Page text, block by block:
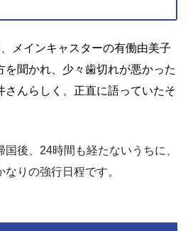
メインキャスターの有働由美子
を聞かれ、少々歯切れが悪かった
さんらしく、正直に語っていたそ
後、24時間も経たないうちに、
りの強行日程です。